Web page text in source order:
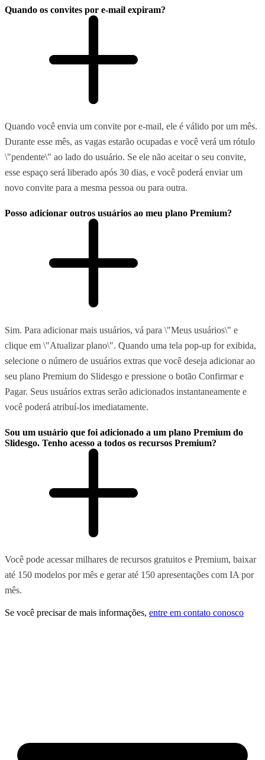
Quando os convites por e-mail expiram?
Quando você envia um convite por e-mail, ele é válido por um mês.
Durante esse mês, as vagas estarão ocupadas e você verá um rótulo
\"pendente\" ao lado do usuário. Se ele não aceitar o seu convite,
esse espaço será liberado após 30 dias, e você poderá enviar um
novo convite para a mesma pessoa ou para outra.
Posso adicionar outros usuários ao meu plano Premium?
Sim. Para adicionar mais usuários, vá para \"Meus usuários\" e
clique em \"Atualizar plano\". Quando uma tela pop-up for exibida,
selecione o número de usuários extras que você deseja adicionar ao
seu plano Premium do Slidesgo e pressione o botão Confirmar e
Pagar. Seus usuários extras serão adicionados instantaneamente e
você poderá atribuí-los imediatamente.
Sou um usuário que foi adicionado a um plano Premium do
Slidesgo. Tenho acesso a todos os recursos Premium?
Você pode acessar milhares de recursos gratuitos e Premium, baixar
até 150 modelos por mês e gerar até 150 apresentações com IA por
mês.
Se você precisar de mais informações, entre em contato conosco